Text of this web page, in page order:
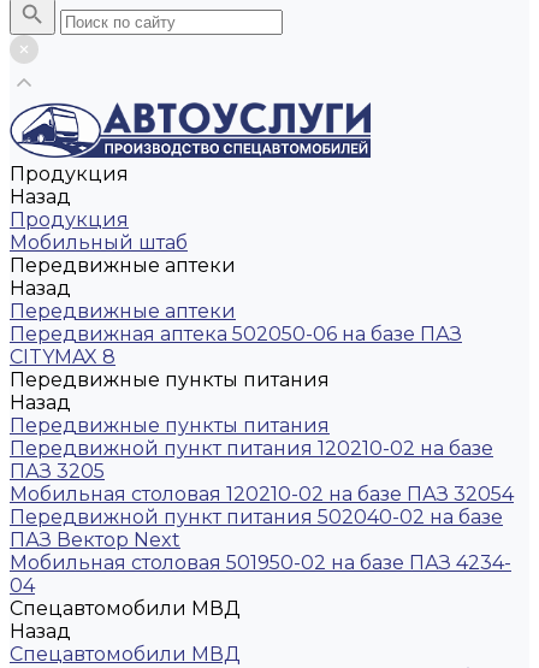
Продукция
Назад
Продукция
Мобильный штаб
Передвижные аптеки
Назад
Передвижные аптеки
Передвижная аптека 502050-06 на базе ПАЗ
CITYMAX 8
Передвижные пункты питания
Назад
Передвижные пункты питания
Передвижной пункт питания 120210-02 на базе
ПАЗ 3205
Мобильная столовая 120210-02 на базе ПАЗ 32054
Передвижной пункт питания 502040-02 на базе
ПАЗ Вектор Next
Мобильная столовая 501950-02 на базе ПАЗ 4234-
04
Спецавтомобили МВД
Назад
Спецавтомобили МВД